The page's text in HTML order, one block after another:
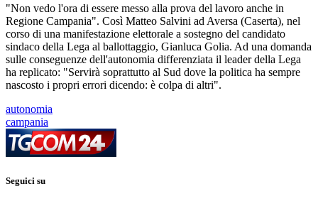
"Non vedo l'ora di essere messo alla prova del lavoro anche in
Regione Campania". Così Matteo Salvini ad Aversa (Caserta), nel
corso di una manifestazione elettorale a sostegno del candidato
sindaco della Lega al ballottaggio, Gianluca Golia. Ad una domanda
sulle conseguenze dell'autonomia differenziata il leader della Lega
ha replicato: "Servirà soprattutto al Sud dove la politica ha sempre
nascosto i propri errori dicendo: è colpa di altri".
autonomia
campania
Seguici su